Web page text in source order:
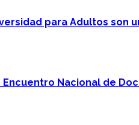
para Adultos
Encuentro Nacional de